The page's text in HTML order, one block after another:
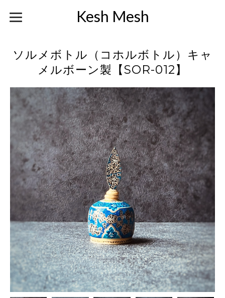
Kesh Mesh
ソルメボトル（コホルボトル）キャ
メルボーン製【SOR-012】